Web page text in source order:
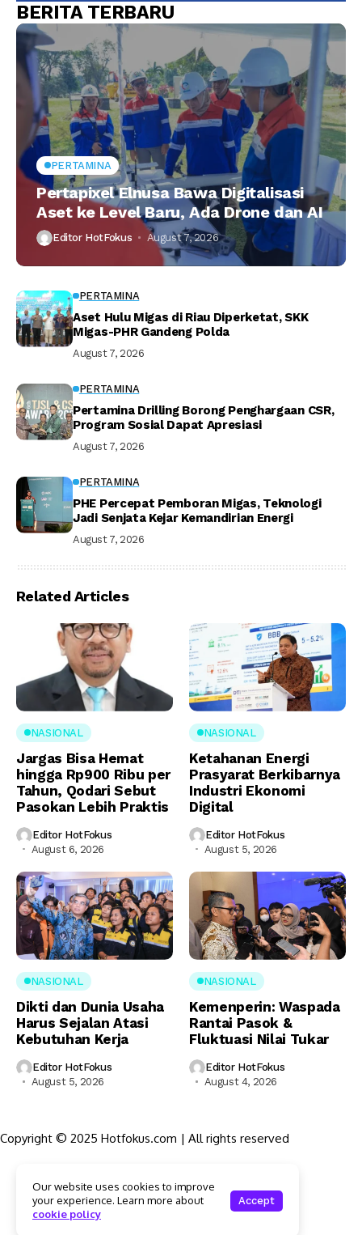
BERITA TERBARU
PERTAMINA
Pertapixel Elnusa Bawa Digitalisasi
Aset ke Level Baru, Ada Drone dan AI
Editor HotFokus August 7, 2026
PERTAMINA
Aset Hulu Migas di Riau Diperketat, SKK
Migas-PHR Gandeng Polda
August 7, 2026
PERTAMINA
Pertamina Drilling Borong Penghargaan CSR,
Program Sosial Dapat Apresiasi
August 7, 2026
PERTAMINA
PHE Percepat Pemboran Migas, Teknologi
Jadi Senjata Kejar Kemandirian Energi
August 7, 2026
Related Articles
NASIONAL
Jargas Bisa Hemat
hingga Rp900 Ribu per
Tahun, Qodari Sebut
Pasokan Lebih Praktis
Editor HotFokus
August 6, 2026
NASIONAL
Ketahanan Energi
Prasyarat Berkibarnya
Industri Ekonomi
Digital
Editor HotFokus
August 5, 2026
NASIONAL
Dikti dan Dunia Usaha
Harus Sejalan Atasi
Kebutuhan Kerja
Editor HotFokus
August 5, 2026
NASIONAL
Kemenperin: Waspada
Rantai Pasok &
Fluktuasi Nilai Tukar
Editor HotFokus
August 4, 2026
Copyright © 2025 Hotfokus.com | All rights reserved
Struktur Organisasi
Kode Etik Jurnalistik
Pedoman Pemberitaan Media Siber
Our website uses cookies to improve
your experience. Learn more about
cookie policy
Accept